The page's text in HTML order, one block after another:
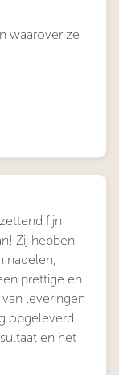
waarover ze
fijn
Zij hebben
nadelen,
prettige en
leveringen
opgeleverd.
en het